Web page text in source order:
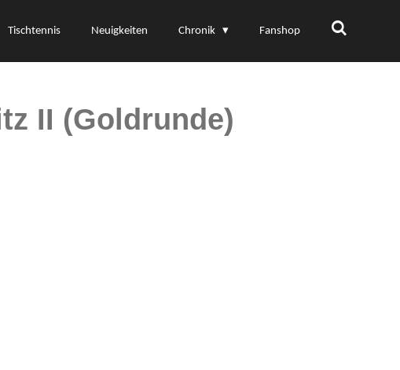
Tischtennis Neuigkeiten Chronik Fanshop
II (Goldrunde)